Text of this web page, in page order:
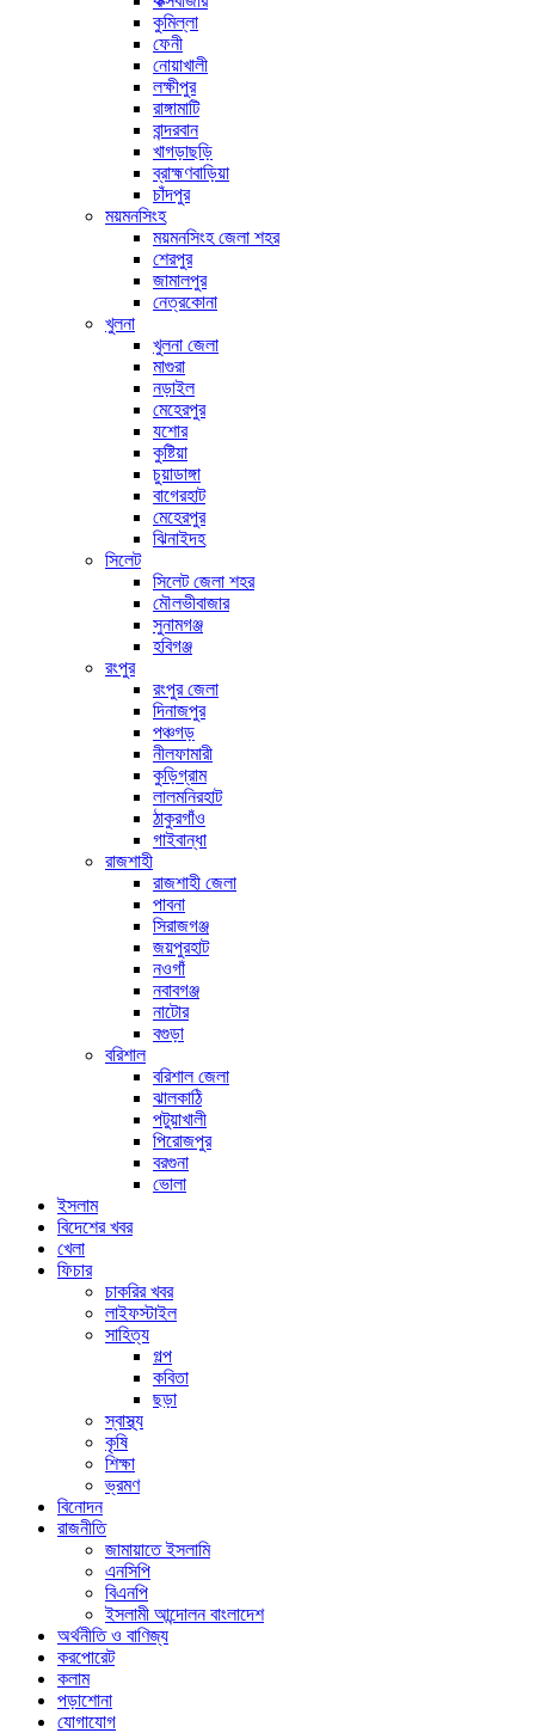
কুমিল্লা
ফেনী
নোয়াখালী
লক্ষীপুর
রাঙ্গামাটি
বান্দরবান
খাগড়াছড়ি
ব্রাহ্মণবাড়িয়া
চাঁদপুর
ময়মনসিংহ
ময়মনসিংহ জেলা শহর
শেরপুর
জামালপুর
নেত্রকোনা
খুলনা
খুলনা জেলা
মাগুরা
নড়াইল
মেহেরপুর
যশোর
কুষ্টিয়া
চুয়াডাঙ্গা
বাগেরহাট
মেহেরপুর
ঝিনাইদহ
সিলেট
সিলেট জেলা শহর
মৌলভীবাজার
সুনামগঞ্জ
হবিগঞ্জ
রংপুর
রংপুর জেলা
দিনাজপুর
পঞ্চগড়
নীলফামারী
কুড়িগ্রাম
লালমনিরহাট
ঠাকুরগাঁও
গাইবান্ধা
রাজশাহী
রাজশাহী জেলা
পাবনা
সিরাজগঞ্জ
জয়পুরহাট
নওগাঁ
নবাবগঞ্জ
নাটোর
বগুড়া
বরিশাল
বরিশাল জেলা
ঝালকাঠি
পটুয়াখালী
পিরোজপুর
বরগুনা
ভোলা
ইসলাম
বিদেশের খবর
খেলা
ফিচার
চাকরির খবর
লাইফস্টাইল
সাহিত্য
গল্প
কবিতা
ছড়া
স্বাস্থ্য
কৃষি
শিক্ষা
ভ্রমণ
বিনোদন
রাজনীতি
জামায়াতে ইসলামি
এনসিপি
বিএনপি
ইসলামী আন্দোলন বাংলাদেশ
অর্থনীতি ও বাণিজ্য
করপোরেট
কলাম
পড়াশোনা
যোগাযোগ